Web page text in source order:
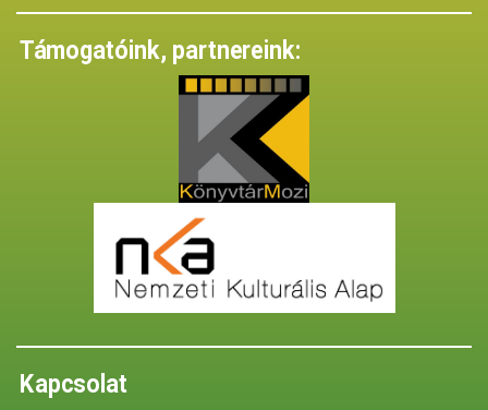
Támogatóink, partnereink:
Kapcsolat